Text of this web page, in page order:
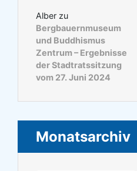
Alber zu
Bergbauernmuseum
und Buddhismus
Zentrum – Ergebnisse
der Stadtratssitzung
vom 27. Juni 2024
Monatsarchiv